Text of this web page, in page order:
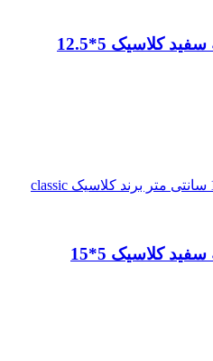
بسته 3 عددی شمع استوانه سفید کلاسیک 5*12.5
بسته 3 عددی شمع استوانه سفید کلاسیک 5*15